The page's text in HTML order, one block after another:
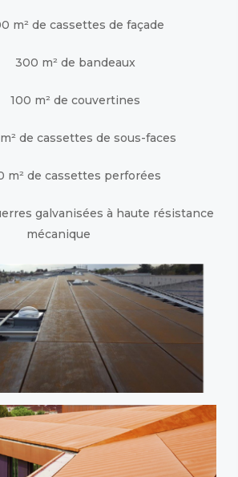
de cassettes de façade
m² de bandeaux
m² de couvertines
cassettes de sous-faces
de cassettes perforées
galvanisées à haute résistance
mécanique